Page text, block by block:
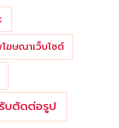
ฆษณาเว็บไซต์
รับตัดต่อรูป